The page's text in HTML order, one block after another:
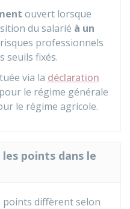
ouvert lorsque
du salarié à un
professionnels
seuils fixés.
via la déclaration
le régime générale
le régime agricole.
points dans le
points diffèrent selon